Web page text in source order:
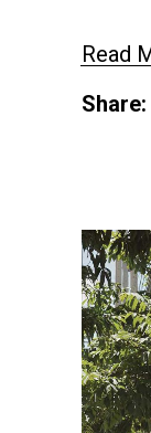
Read
Share: